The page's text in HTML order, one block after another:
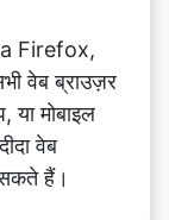
मोबाइल
वेब
हैं।
ध्वनि